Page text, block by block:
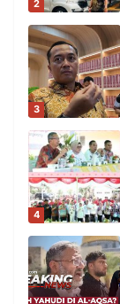
2
3
4